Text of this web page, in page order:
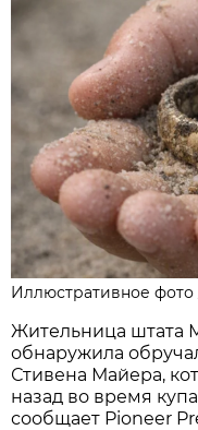
Иллюстративное фото
Жительница штата
обнаружила
Стивена Майера,
назад во время
сообщает Pioneer